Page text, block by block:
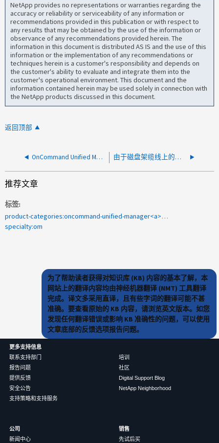
NetApp provides no representations or warranties regarding the
accuracy or reliability or serviceability of any information or
recommendations provided in this publication or with respect to
any results that may be obtained by the use of the information or
observance of any recommendations provided herein. The
information in this document is distributed AS IS and the use of this
information or the implementation of any recommendations or
techniques herein is a customer's responsibility and depends on
the customer's ability to evaluate and integrate them into the
customer's operational environment. This document and the
information contained herein may be used solely in connection with
the NetApp products discussed in this document.
返回顶部
OnCommand Unified Manager 将聚合报告为 WAFL 不一致 由于磁盘架缆线上的序列号重复， Active IQ Unified Manager 无法完成集群发现
推荐文章
标签
product-categories:oncommand-unified-manager<a>用于翻译</a>
specialty:om
为了帮助读者获得对知识库 (KB) 内容的基本了解，本
网站上的翻译内容均由神经机器翻译 (NMT) 工具翻译
完成。译文多采用直译，且有些字词的翻译可能不甚
准确。要查看原始的 KB 内容，请浏览英文版本。如您
发现任何翻译错误或影响 KB 准确性的问题，可以使用
文章底部的反馈选项报告问题。
更多支持信息
联系支持部门
报告问题
提供反馈
安全公告
支持策略和支持服务
培训
社区
Digital Support Blog
NetApp Neighborhood
公司
新闻中心
销售
先试后买